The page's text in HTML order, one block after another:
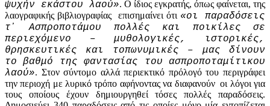
ψυχήν εκάστου λαού». Ο ίδιος εγκρατής, όπως φαίνεται, της
λαογραφικής βιβλιογραφίας επισημαίνει ότι «οι παραδόσεις
τ᾽ Ασπροποτάμου πολλές και ποικίλες σε
περιεχόμενο – μυθολογικές, ιστορικές,
θρησκευτικές και τοπωνυμικές – μας δίνουν
το βαθμό της φαντασίας του ασπροποταμίτικου
λαού». Στον σύντομο αλλά περιεκτικό πρόλογό του περιγράφει
την περιοχή με λυρικό τρόπο αφήνοντας να διαφανούν οι λόγοι για
τους οποίους έχουν δημιουργηθεί τόσες πολλές παραδόσεις.